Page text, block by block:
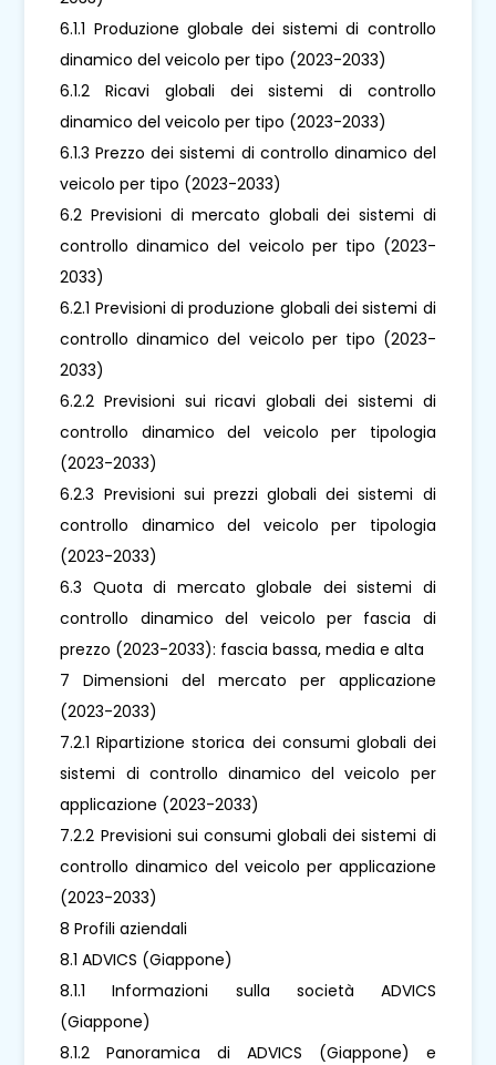
6.1.1 Produzione globale dei sistemi di controllo
dinamico del veicolo per tipo (2023-2033)
6.1.2 Ricavi globali dei sistemi di controllo
dinamico del veicolo per tipo (2023-2033)
6.1.3 Prezzo dei sistemi di controllo dinamico del
veicolo per tipo (2023-2033)
6.2 Previsioni di mercato globali dei sistemi di
controllo dinamico del veicolo per tipo (2023-
2033)
6.2.1 Previsioni di produzione globali dei sistemi di
controllo dinamico del veicolo per tipo (2023-
2033)
6.2.2 Previsioni sui ricavi globali dei sistemi di
controllo dinamico del veicolo per tipologia
(2023-2033)
6.2.3 Previsioni sui prezzi globali dei sistemi di
controllo dinamico del veicolo per tipologia
(2023-2033)
6.3 Quota di mercato globale dei sistemi di
controllo dinamico del veicolo per fascia di
prezzo (2023-2033): fascia bassa, media e alta
7 Dimensioni del mercato per applicazione
(2023-2033)
7.2.1 Ripartizione storica dei consumi globali dei
sistemi di controllo dinamico del veicolo per
applicazione (2023-2033)
7.2.2 Previsioni sui consumi globali dei sistemi di
controllo dinamico del veicolo per applicazione
(2023-2033)
8 Profili aziendali
8.1 ADVICS (Giappone)
8.1.1 Informazioni sulla società ADVICS
(Giappone)
8.1.2 Panoramica di ADVICS (Giappone) e